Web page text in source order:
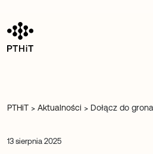
PTHiT > Aktualności >
13 sierpnia 2025